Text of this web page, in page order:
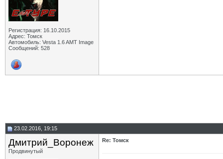
Регистрация: 16.10.2015
Адрес: Томск
Автомобиль: Vesta 1.6 AMT Image
Сообщений: 528
23.02.2016, 19:15
Дмитрий_Воронеж
Продвинутый
Re: Томск